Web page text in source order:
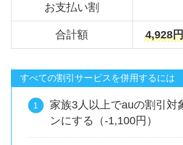
お支払い割
合計額 4,928
すべての割引サービスを併用するには
家族3人以上でauの割引対
ンにする（-1,100円）